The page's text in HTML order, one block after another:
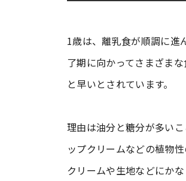
1歳は、離乳食が順調に進
了期に向かってさまざま
と早いとされています。
理由は油分と糖分が多い
ップクリームなどの植物
クリームや生地などにか